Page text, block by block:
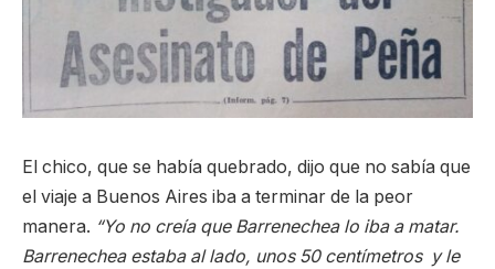
El chico, que se había quebrado, dijo que no sabía que
el viaje a Buenos Aires iba a terminar de la peor
manera. “Yo no creía que Barrenechea lo iba a matar.
Barrenechea estaba al lado, unos 50 centímetros y le